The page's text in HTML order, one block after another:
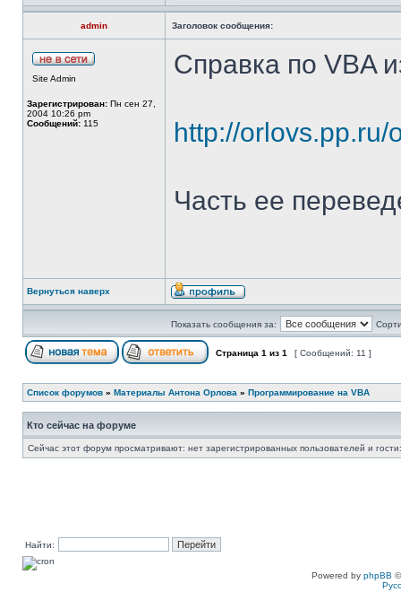
admin Заголовок сообщения:
Site Admin
Зарегистрирован: Пн сен 27,
2004 10:26 pm
Сообщений: 115
Справка по VBA
http://orlovs.pp.ru/
Часть ее
Вернуться наверх
Показать сообщения за:
Страница 1 из 1 [ Сообщений: 11 ]
Список форумов » Материалы Антона Орлова » Программирование на VBA
Кто сейчас на форуме
Сейчас этот форум просматривают: нет зарегистрированных пользователей и
Найти:
Powered by phpBB